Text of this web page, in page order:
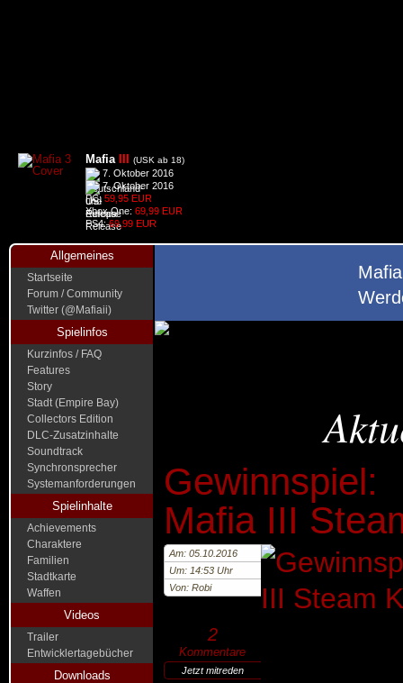
Mafia (USK ab 18)
7. Oktober 2016
7. Oktober 2016
PC: 59,95 EUR
Xbox One: 69,99 EUR
PS4:69,99 EUR
Allgemeines
Startseite
Forum / Community
Twitter (@Mafiaii)
Spielinfos
Kurzinfos / FAQ
Features
Story
Stadt (Empire Bay)
Collectors Edition
DLC-Zusatzinhalte
Soundtrack
Synchronsprecher
Systemanforderungen
Spielinhalte
Achievements
Charaktere
Familien
Stadtkarte
Waffen
Videos
Trailer
Entwicklertagebücher
Downloads
Mafia III
Am: 05.10.2016
Um: 14:53 Uhr
Von: Robi
2
Kommentare
Jetzt mitreden